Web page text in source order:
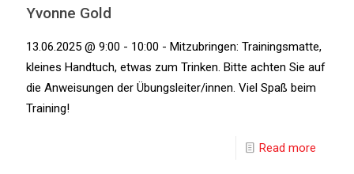
Yvonne Gold
13.06.2025 @ 9:00 - 10:00 - Mitzubringen: Trainingsmatte,
kleines Handtuch, etwas zum Trinken. Bitte achten Sie auf
die Anweisungen der Übungsleiter/innen. Viel Spaß beim
Training!
Read more